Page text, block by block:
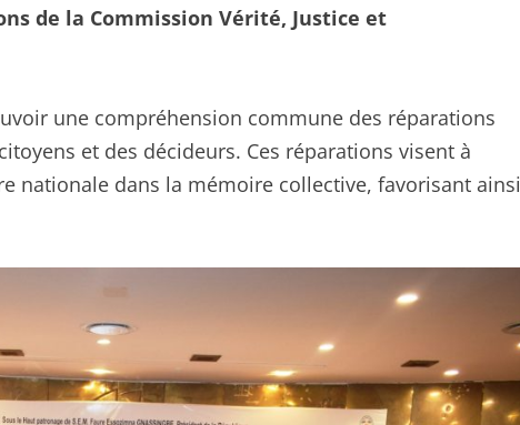
de la Commission Vérité, Justice et
une compréhension commune des réparations
et des décideurs. Ces réparations visent à
nationale dans la mémoire collective, favorisant ainsi